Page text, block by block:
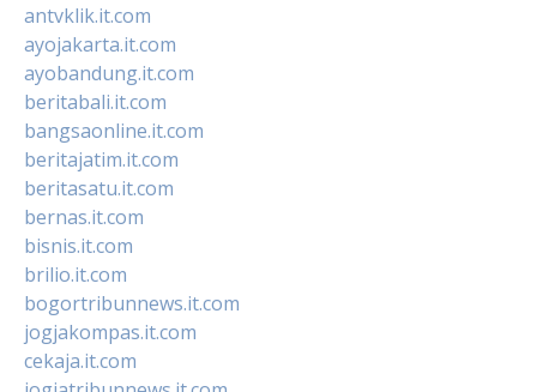
antvklik.it.com
ayojakarta.it.com
ayobandung.it.com
beritabali.it.com
bangsaonline.it.com
beritajatim.it.com
beritasatu.it.com
bernas.it.com
bisnis.it.com
brilio.it.com
bogortribunnews.it.com
jogjakompas.it.com
cekaja.it.com